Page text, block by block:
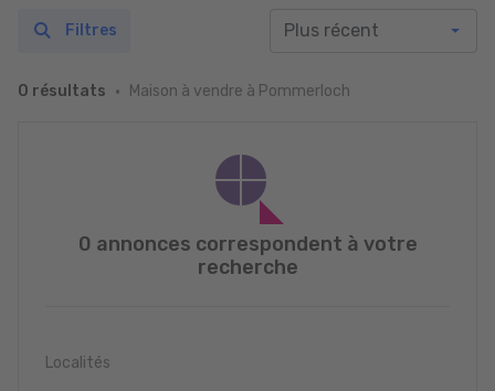
0 résultats Maison à vendre à Pommerloch
Filtres
0 annonces correspondent à votre
recherche
Localités